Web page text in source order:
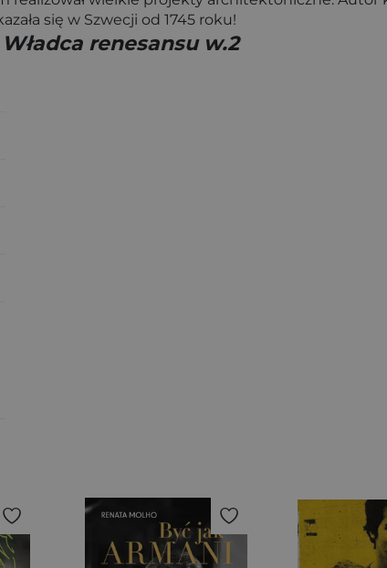
się w Szwecji od 1745 roku!
renesansu w.2